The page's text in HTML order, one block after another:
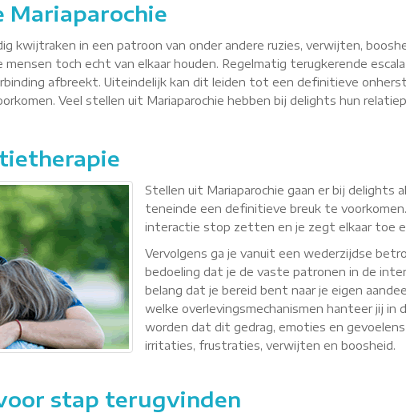
Mariaparochie
kwijtraken in een patroon van onder andere ruzies, verwijten,
toch echt van elkaar houden. Regelmatig terugkerende
afbreekt. Uiteindelijk kan dit leiden tot een definitieve
Veel stellen uit Mariaparochie hebben bij delights hun
Stellen uit Mariaparochie gaan er bij delights
teneinde een definitieve breuk te
interactie stop zetten en je zegt elkaar toe
Vervolgens ga je vanuit een wederzijdse
bedoeling dat je de vaste patronen in de
belang dat je bereid bent naar je eigen
welke overlevingsmechanismen hanteer jij
worden dat dit gedrag, emoties en
irritaties, frustraties, verwijten en boosheid.
stap terugvinden